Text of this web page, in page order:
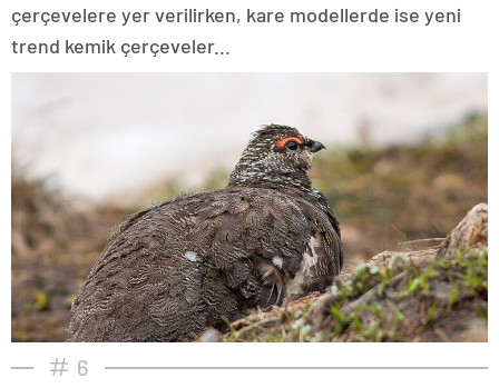
çerçevelere yer verilirken, kare modellerde ise yeni
trend kemik çerçeveler...
6